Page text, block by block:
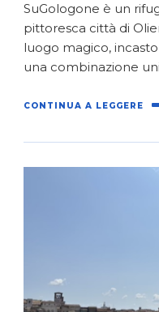
SuGologone è un
pittoresca città di
luogo magico,
una combinazione
CONTINUA A LEGGERE